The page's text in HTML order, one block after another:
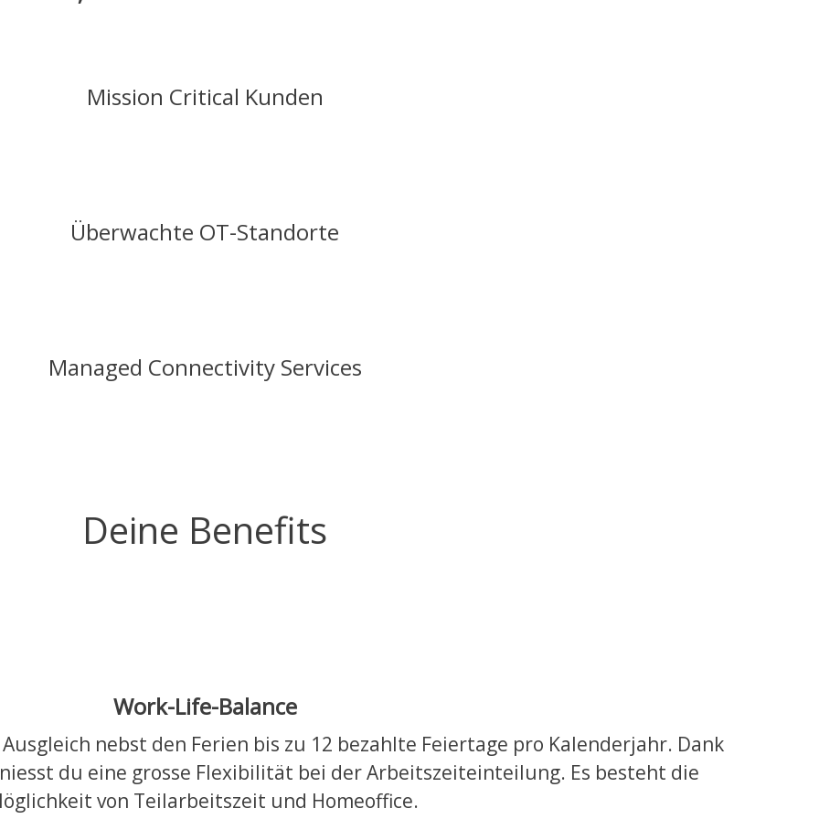
Mission Critical Kunden
Überwachte OT-Standorte
Managed Connectivity Services
Deine Benefits
Work-Life-Balance
nebst den Ferien bis zu 12 bezahlte Feiertage pro Kalenderjahr. Dank
du eine grosse Flexibilität bei der Arbeitszeiteinteilung. Es besteht die
von Teilarbeitszeit und Homeoffice.